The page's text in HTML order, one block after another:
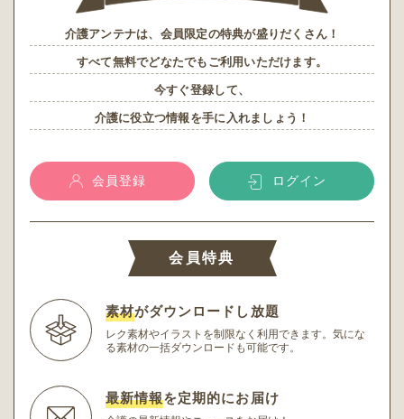
介護アンテナは、会員限定の特典が盛りだくさん！
すべて無料でどなたでもご利用いただけます。
今すぐ登録して、
介護に役立つ情報を手に入れましょう！
会員登録 ログイン
会員特典
素材がダウンロードし放題
レク素材やイラストを制限なく利用できます。 気にな
る素材の一括ダウンロードも可能です。
最新情報を定期的にお届け